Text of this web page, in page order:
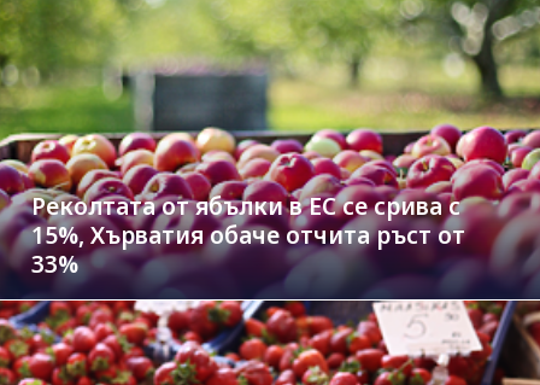
Реколтата от ябълки в ЕС се срива с
15%, Хърватия обаче отчита ръст от
33%